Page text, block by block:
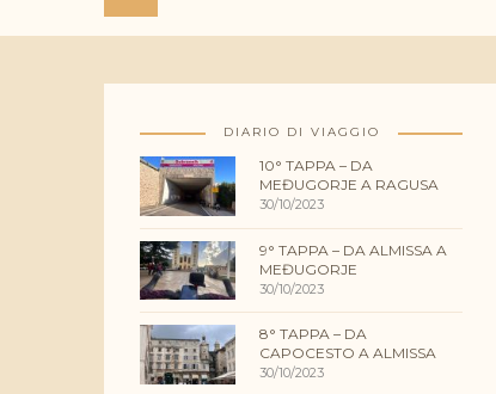
DIARIO DI VIAGGIO
10° TAPPA – DA
MEĐUGORJE A RAGUSA
30/10/2023
9° TAPPA – DA ALMISSA A
MEĐUGORJE
30/10/2023
8° TAPPA – DA
CAPOCESTO A ALMISSA
30/10/2023